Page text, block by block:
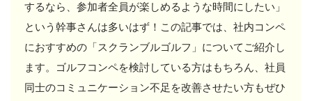
するなら、参加者全員が楽しめるような時間にしたい」
という幹事さんは多いはず！この記事では、社内コンペ
におすすめの「スクランブルゴルフ」についてご紹介し
ます。ゴルフコンペを検討している方はもちろん、社員
同士のコミュニケーション不足を改善させたい方もぜひ